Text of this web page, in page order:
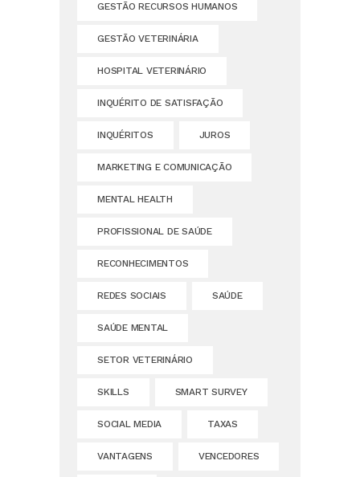
GESTÃO RECURSOS HUMANOS
GESTÃO VETERINÁRIA
HOSPITAL VETERINÁRIO
INQUÉRITO DE SATISFAÇÃO
INQUÉRITOS JUROS
MARKETING E COMUNICAÇÃO
MENTAL HEALTH
PROFISSIONAL DE SAÚDE
RECONHECIMENTOS
REDES SOCIAIS SAÚDE
SAÚDE MENTAL
SETOR VETERINÁRIO
SKILLS SMART SURVEY
SOCIAL MEDIA TAXAS
VANTAGENS VENCEDORES